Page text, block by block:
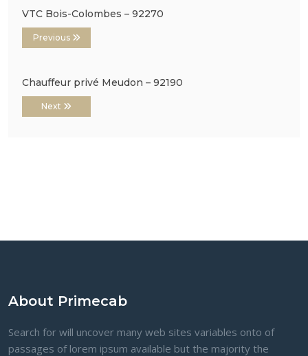
VTC Bois-Colombes – 92270
Previous
Chauffeur privé Meudon – 92190
Next
About Primecab
Search for will uncover many web sites variables onto of
passages of lorem ipsum available but the majority the